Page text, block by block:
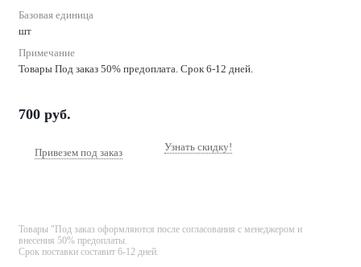
Базовая единица
шт
Примечание
Товары Под заказ 50% предоплата. Срок 6-12 дней.
700 руб.
Привезем под заказ Узнать скидку!
Товары "Под заказ оформляются после согласования с менеджером и
внесения 50% предоплаты.
Срок поставки составит 6-12 дней.